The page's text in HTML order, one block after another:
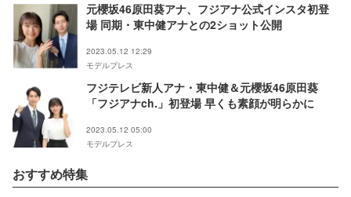
元櫻坂46原田葵アナ、フジアナ公式インスタ初登
場 同期・東中健アナとの2ショット公開
2023.05.12 12:29
モデルプレス
フジテレビ新人アナ・東中健＆元櫻坂46原田葵
「フジアナch.」初登場 早くも素顔が明らかに
2023.05.12 05:00
モデルプレス
おすすめ特集